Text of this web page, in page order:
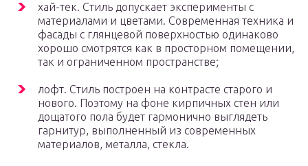
хай-тек. Стиль допускает эксперименты с
материалами и цветами. Современная техника и
фасады с глянцевой поверхностью одинаково
хорошо смотрятся как в просторном помещении,
так и ограниченном пространстве;
лофт. Стиль построен на контрасте старого и
нового. Поэтому на фоне кирпичных стен или
дощатого пола будет гармонично выглядеть
гарнитур, выполненный из современных
материалов, металла, стекла.